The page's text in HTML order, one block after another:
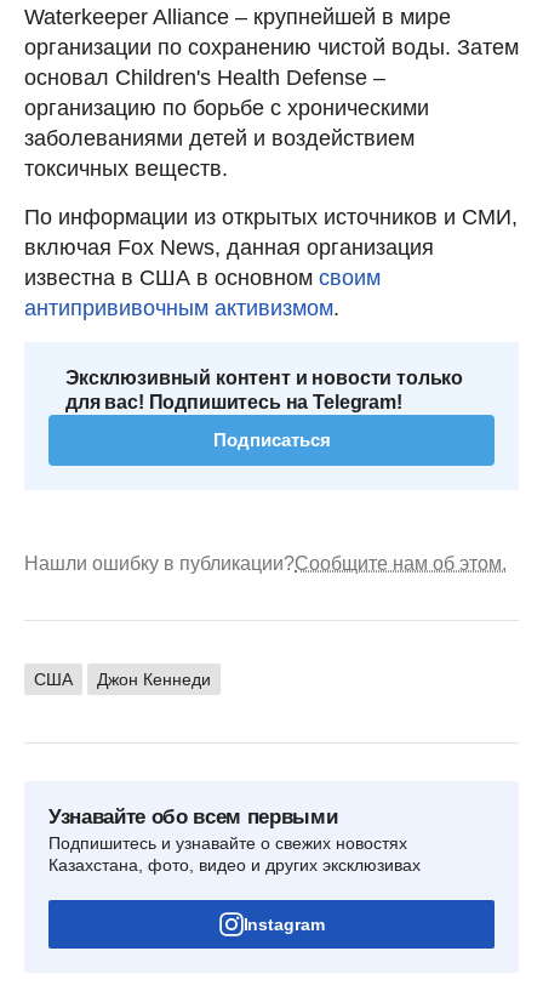
Waterkeeper Alliance – крупнейшей в мире
организации по сохранению чистой воды. Затем
основал Children's Health Defense –
организацию по борьбе с хроническими
заболеваниями детей и воздействием
токсичных веществ.
По информации из открытых источников и СМИ,
включая Fox News, данная организация
известна в США в основном своим
антипрививочным активизмом.
Эксклюзивный контент и новости только
для вас! Подпишитесь на Telegram!
Подписаться
Нашли ошибку в публикации?Сообщите нам об этом.
США Джон Кеннеди
Узнавайте обо всем первыми
Подпишитесь и узнавайте о свежих новостях
Казахстана, фото, видео и других эксклюзивах
Instagram